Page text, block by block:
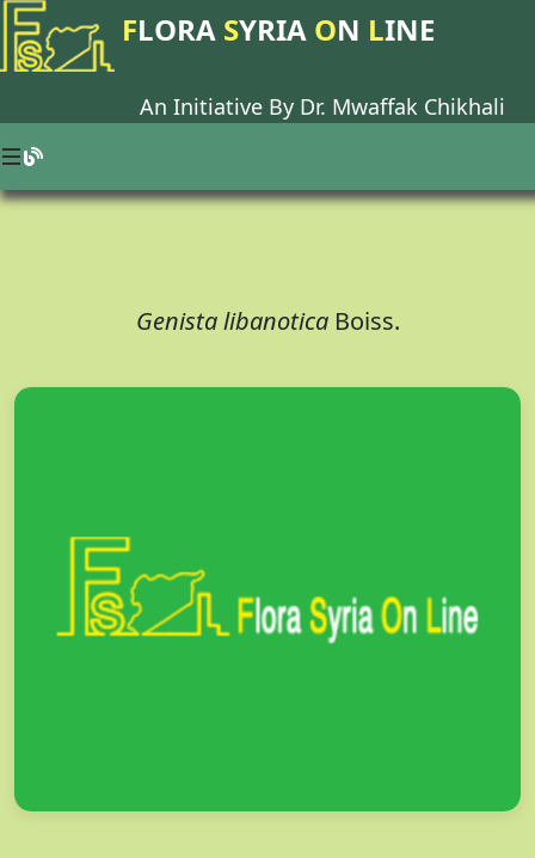
FLORA SYRIA ON LINE
An Initiative By Dr. Mwaffak Chikhali
Genista libanotica Boiss.